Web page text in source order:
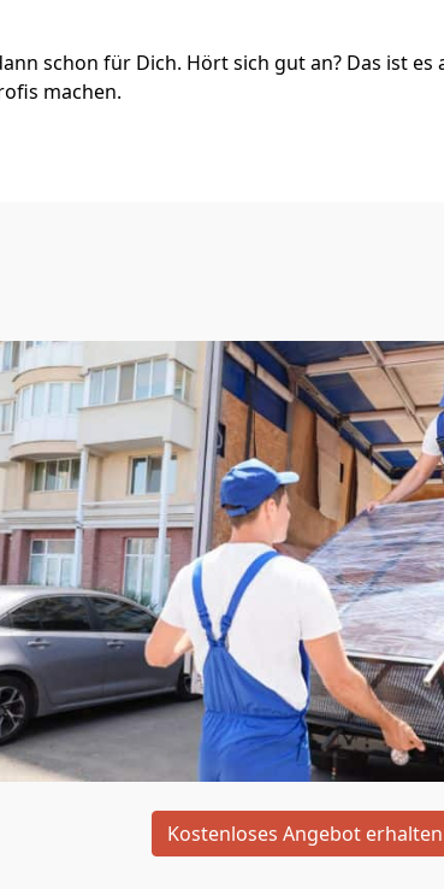
schon für Dich. Hört sich gut an? Das ist es
machen.
Kostenloses Angebot erhalten